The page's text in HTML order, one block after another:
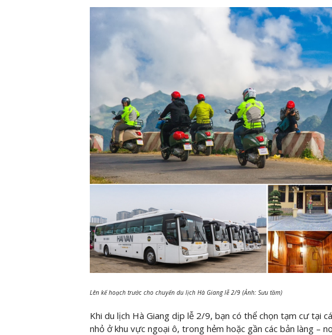
Lên kế hoạch trước cho chuyến du lịch Hà Giang lễ 2/9 (Ảnh: Sưu tầm)
Khi du lịch Hà Giang dịp lễ 2/9, bạn có thể chọn tạm cư tại
nhỏ ở khu vực ngoại ô, trong hẻm hoặc gần các bản làng –